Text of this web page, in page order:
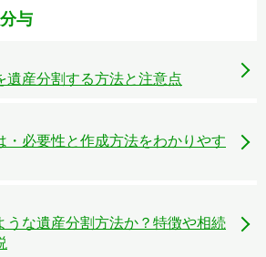
与
遺産分割する方法と注意点
・必要性と作成方法をわかりやす
うな遺産分割方法か？特徴や相続